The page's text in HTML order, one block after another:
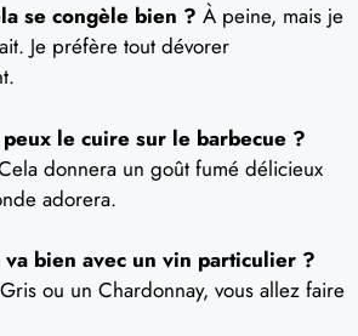
se congèle bien ? À peine, mais je
Je préfère tout dévorer
peux le cuire sur le barbecue ?
donnera un goût fumé délicieux
adorera.
va bien avec un vin particulier ?
ou un Chardonnay, vous allez faire